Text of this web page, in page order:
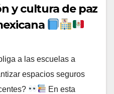
y cultura de paz
a las escuelas a
espacios seguros
En esta